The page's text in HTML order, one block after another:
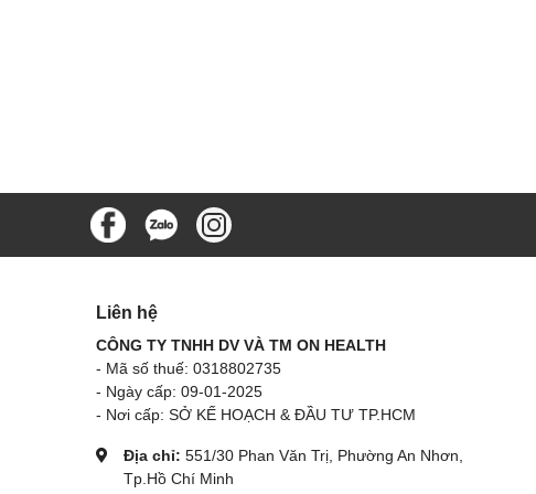
Liên hệ
CÔNG TY TNHH DV VÀ TM ON HEALTH
- Mã số thuế: 0318802735
- Ngày cấp: 09-01-2025
- Nơi cấp: SỞ KẾ HOẠCH & ĐẦU TƯ TP.HCM
Địa chỉ: 551/30 Phan Văn Trị, Phường An Nhơn,
Tp.Hồ Chí Minh